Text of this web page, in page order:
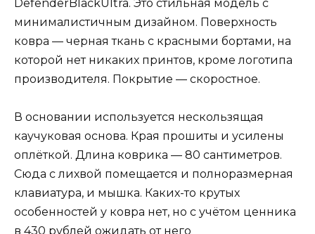
DefenderBlackUltra. Это стильная модель с
минималистичным дизайном. Поверхность
ковра — черная ткань с красными бортами, на
которой нет никаких принтов, кроме логотипа
производителя. Покрытие — скоростное.
В основании используется нескользящая
каучуковая основа. Края прошиты и усилены
оплёткой. Длина коврика — 80 сантиметров.
Сюда с лихвой помещается и полноразмерная
клавиатура, и мышка. Каких-то крутых
особенностей у ковра нет, но с учётом ценника
в 430 рублей ожидать от него